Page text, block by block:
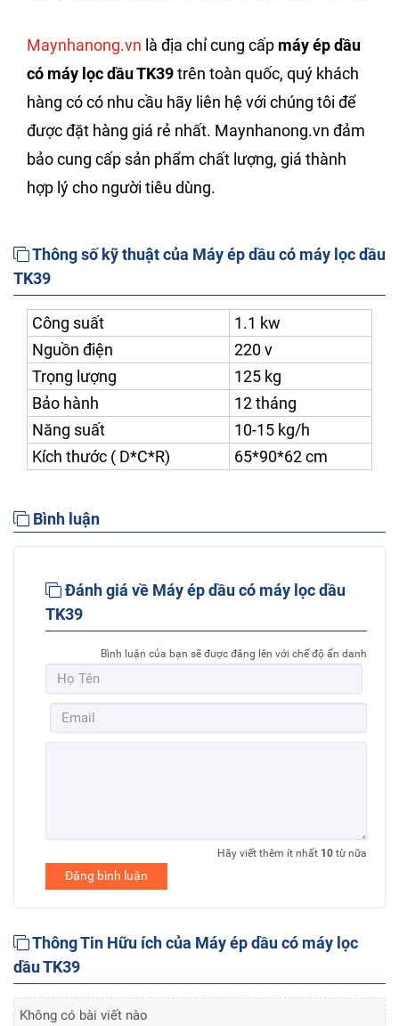
Maynhanong.vn là địa chỉ cung cấp máy ép dầu
có máy lọc dầu TK39trên toàn quốc, quý khách
hàng có có nhu cầu hãy liên hệ với chúng tôi để
được đặt hàng giá rẻ nhất. Maynhanong.vn đảm
bảo cung cấp sản phẩm chất lượng, giá thành
hợp lý cho người tiêu dùng.
Thông số kỹ thuật của Máy ép dầu có máy lọc dầu
TK39
Công suất
1.1 kw
Nguồn điện
220 v
Trọng lượng
125 kg
Bảo hành
12 tháng
Năng suất
10-15 kg/h
Kích thước ( D*C*R)
65*90*62 cm
Bình luận
Đánh giá về Máy ép dầu có máy lọc dầu
TK39
Bình luận của bạn sẽ được đăng lên với chế độ ẩn danh
Hãy viết thêm ít nhất 10 từ nữa
Đăng bình luận
Thông Tin Hữu ích của Máy ép dầu có máy lọc
dầu TK39
Không có bài viết nào